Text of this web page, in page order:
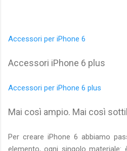
Accessori per iPhone 6
Accessori iPhone 6 plus
Accessori per iPhone 6 plus
Mai così ampio. Mai così
Per creare iPhone 6 abbiamo
elemento, ogni singolo